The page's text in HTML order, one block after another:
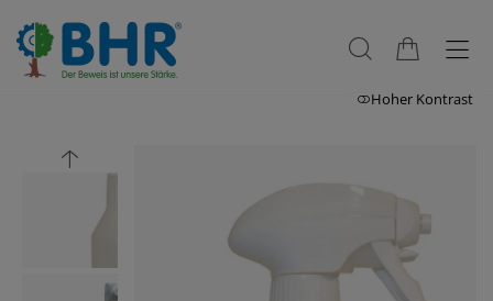
Hoher Kontrast